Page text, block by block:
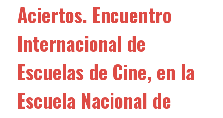
Aciertos. Encuentro
Internacional de
Escuelas de Cine, en la
Escuela Nacional de